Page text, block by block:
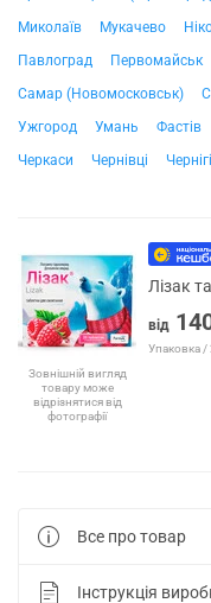
Миколаїв
Мукачево
Павлоград
Первомайськ
Самар (Новомосковськ)
Ужгород
Умань Фастів
Черкаси
Чернівці
Зовнішній вигляд
товару може
відрізнятися від
фотографії
Лізак
від
Упаковка /
Все про товар
Інструкція